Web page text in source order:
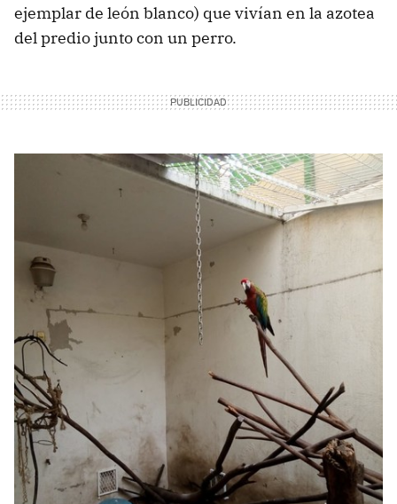
ejemplar de león blanco) que vivían en la azotea
del predio junto con un perro.